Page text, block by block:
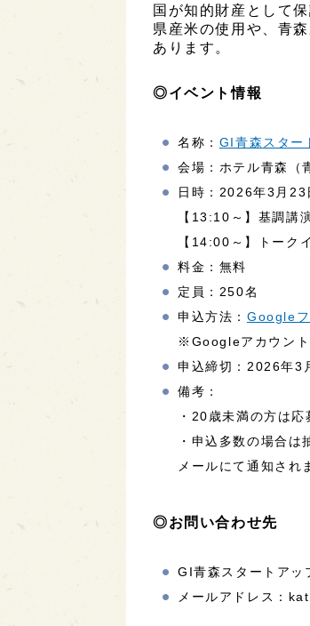
国が知的財産として
県産米の使用や、青
あります。
◎イベント情報
名称： GI青森スター
会場：ホテル青森（
日時：2026年3月
【13:10～】基調講
【14:00～】トーク
料金：無料
定員：250名
申込方法： Googleフ
※Googleアカウント
申込締切：2026年3
備考：
・20歳未満の方は応
・申込多数の場合
メールにて通知され
◎お問い合わせ先
GI青森スタートアッ
メールアドレス：